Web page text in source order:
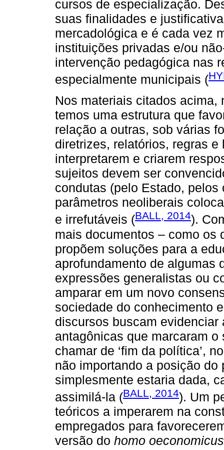
cursos de especialização.
suas finalidades e
mercadológica e é cada vez
instituições privadas e/ou
intervenção pedagógica nas
especialmente municipais (
Nos materiais citados
temos uma estrutura que
relação a outras, sob várias
diretrizes, relatórios, regras
interpretarem e criarem
sujeitos devem ser
condutas (pelo Estado,
parâmetros neoliberais
e irrefutáveis (BALL, 2014).
mais documentos – como os
propõem soluções para a
aprofundamento de algumas
expressões generalistas ou
amparar em um novo
sociedade do conhecimento
discursos buscam
antagônicas que marcaram
chamar de ‘fim da política’,
não importando a posição
simplesmente estaria dada,
assimilá-la (BALL, 2014). Um
teóricos a imperarem na
empregados para
versão do homo oeconomicus